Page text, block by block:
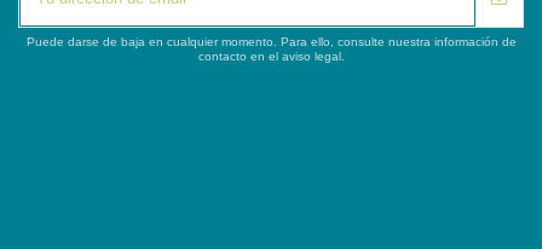
Puede darse de baja en cualquier momento. Para ello, consulte nuestra información de
contacto en el aviso legal.